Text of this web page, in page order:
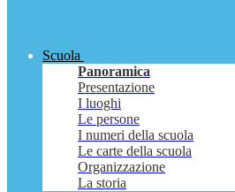
Scuola
Panoramica
Presentazione
I luoghi
Le persone
I numeri della scuola
Le carte della scuola
Organizzazione
La storia